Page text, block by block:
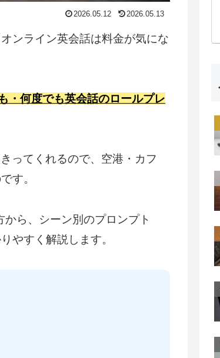
2026.05.12 2026.05.13
ンライン英会話は料金が気にな
・何度でも英会話のロールプレ
ってくれるので、空港・カフ
す。
ら、シーン別のプロンプト
やすく解説します。